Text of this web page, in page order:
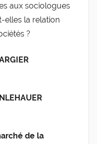
aux sociologues
elles la relation
?
de la